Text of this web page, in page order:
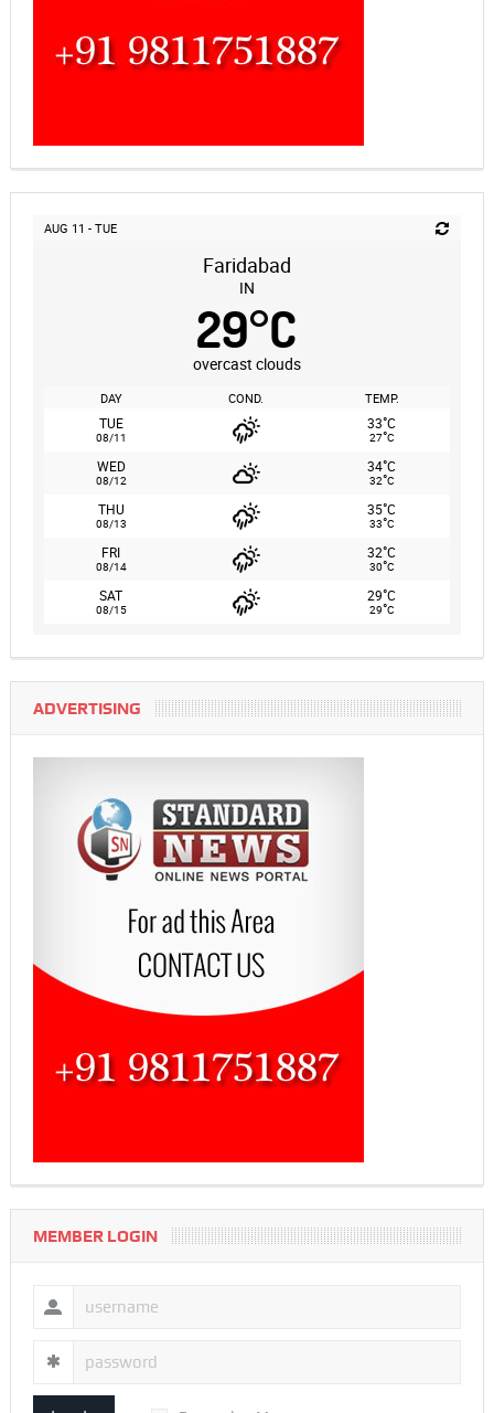
AUG 11 - TUE
Faridabad
IN
29°C
overcast clouds
DAY COND. TEMP.
TUE
08/11
33°C
27°C
WED
08/12
34°C
32°C
THU
08/13
35°C
33°C
FRI
08/14
32°C
30°C
SAT
08/15
29°C
29°C
ADVERTISING
MEMBER LOGIN